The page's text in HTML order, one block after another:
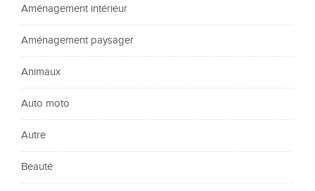
Aménagement intérieur
Aménagement paysager
Animaux
Auto moto
Autre
Beauté